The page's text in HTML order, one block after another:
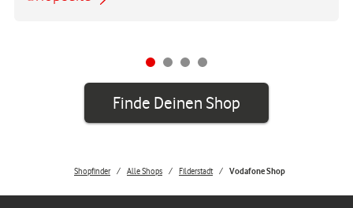
Finde Deinen Shop
Shopfinder Alle Shops Filderstadt Vodafone Shop